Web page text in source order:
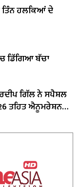
ਹਲਕਿਆਂ ਦੇ
ਡਿੱਗਿਆ ਬੱਚਾ
ਗਿੱਲ ਨੇ ਸਪੈਸ਼ਲ
ਤਹਿਤ ਐਨੂਮਰੇਸ਼ਨ